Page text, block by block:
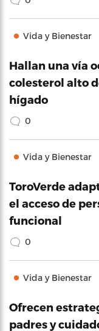
Vida y Bienestar
Hallan una vía
colesterol alto
hígado
0
Vida y Bienestar
ToroVerde
el acceso de
funcional
0
Vida y Bienestar
Ofrecen
padres y